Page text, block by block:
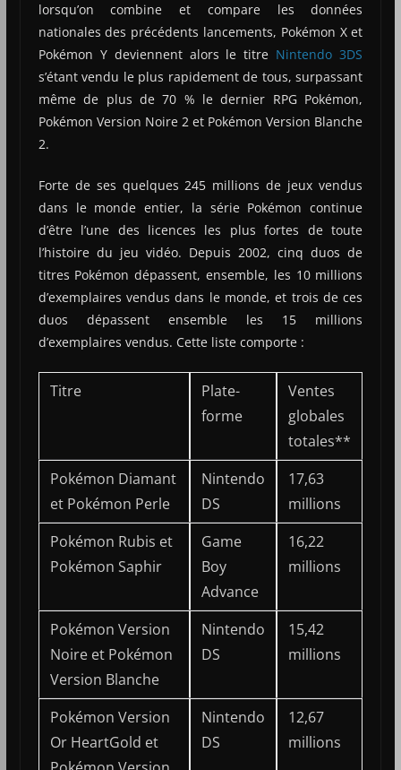
lorsqu’on combine et compare les données
nationales des précédents lancements, Pokémon X et
Pokémon Y deviennent alors le titre Nintendo 3DS
s’étant vendu le plus rapidement de tous, surpassant
même de plus de 70 % le dernier RPG Pokémon,
Pokémon Version Noire 2 et Pokémon Version Blanche
2.
Forte de ses quelques 245 millions de jeux vendus
dans le monde entier, la série Pokémon continue
d’être l’une des licences les plus fortes de toute
l’histoire du jeu vidéo. Depuis 2002, cinq duos de
titres Pokémon dépassent, ensemble, les 10 millions
d’exemplaires vendus dans le monde, et trois de ces
duos dépassent ensemble les 15 millions
d’exemplaires vendus. Cette liste comporte :
Titre
Plate-
forme
Ventes
globales
totales**
Pokémon Diamant
et Pokémon Perle
Nintendo
DS
17,63
millions
Pokémon Rubis et
Pokémon Saphir
Game
Boy
Advance
16,22
millions
Pokémon Version
Noire et Pokémon
Version Blanche
Nintendo
DS
15,42
millions
Pokémon Version
Or HeartGold et
Nintendo
DS
12,67
millions